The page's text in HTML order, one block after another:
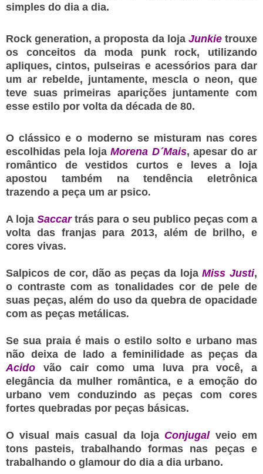
simples do dia a dia.
Rock generation, a proposta da loja Junkie trouxe
os conceitos da moda punk rock, utilizando
apliques, cintos, pulseiras e acessórios para dar
um ar rebelde, juntamente, mescla o neon, que
teve suas primeiras aparições juntamente com
esse estilo por volta da década de 80.
O clássico e o moderno se misturam nas cores
escolhidas pela lojaMorena D´Mais, apesar do ar
romântico de vestidos curtos e leves a loja
apostou também na tendência eletrônica
trazendo a peça um ar psico.
A lojaSaccartrás para o seu publico peças com a
volta das franjas para 2013, além de brilho, e
cores vivas.
Salpicos de cor, dão as peças da lojaMiss Justi,
o contraste com as tonalidades cor de pele de
suas peças, além do uso da quebra de opacidade
com as peças metálicas.
Se sua praia é mais o estilo solto e urbano mas
não deixa de lado a feminilidade as peças da
Acido vão cair como uma luva pra você, a
elegância da mulher romântica, e a emoção do
urbano vem conduzindo as peças com cores
fortes quebradas por peças básicas.
O visual mais casual da loja Conjugal veio em
tons pasteis, trabalhando formas nas peças e
trabalhando o glamour do dia a dia urbano.